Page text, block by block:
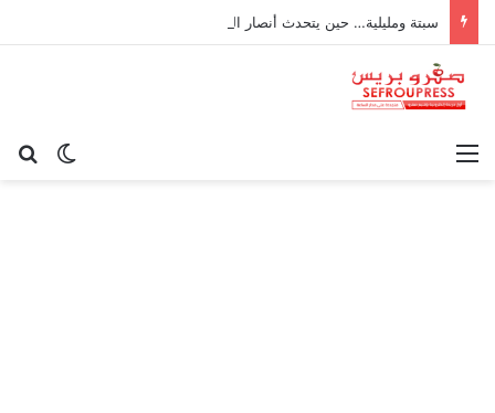
سبتة ومليلية… حين يتحدث أنصار الديمقراطية بلسان الاستعمار
الوضع القائمة